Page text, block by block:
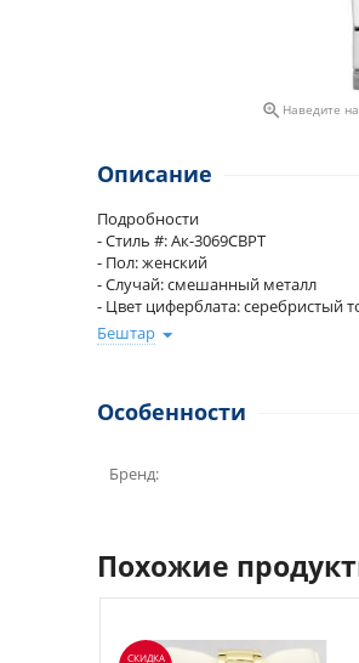
 Наведите
Описание
Подробности
- Стиль #: Ак-3069СВРТ
- Пол: женский
- Случай: смешанный металл
- Цвет циферблата: серебристый
- Браслет: смешанный металл
- - Тип Застежки: Развертывание
- Диаметр корпуса: 26 мм
Бештар
Особенности
Бренд:
Похожие
СКИДКА